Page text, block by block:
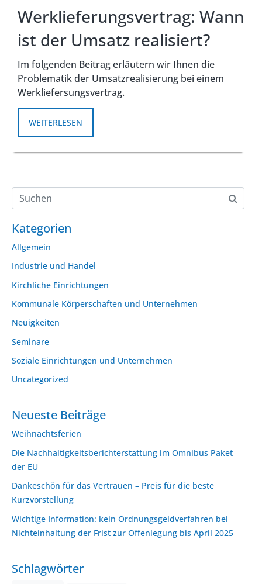
Werklieferungsvertrag: Wann
ist der Umsatz realisiert?
Im folgenden Beitrag erläutern wir Ihnen die
Problematik der Umsatzrealisierung bei einem
Werkliefersungsvertrag.
WEITERLESEN
Kategorien
Allgemein
Industrie und Handel
Kirchliche Einrichtungen
Kommunale Körperschaften und Unternehmen
Neuigkeiten
Seminare
Soziale Einrichtungen und Unternehmen
Uncategorized
Neueste Beiträge
Weihnachtsferien
Die Nachhaltigkeitsberichterstattung im Omnibus Paket
der EU
Dankeschön für das Vertrauen – Preis für die beste
Kurzvorstellung
Wichtige Information: kein Ordnungsgeldverfahren bei
Nichteinhaltung der Frist zur Offenlegung bis April 2025
Schlagwörter